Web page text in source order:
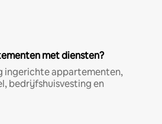
met diensten?
ingerichte appartementen,
bedrijfshuisvesting en